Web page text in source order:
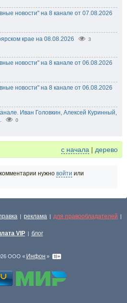
новости" на 8 канале от 07.08.2026
крае на 08.08.2026 3
новости" на 8 канале от 06.08.2026
новости" на 8 канале от 06.08.2026
Иван Головкин, Алексей Куринный,
0
с начала | дерево
нужно войти или
| реклама | для правообладателей |
VIP | блог
ООО « Инфон »